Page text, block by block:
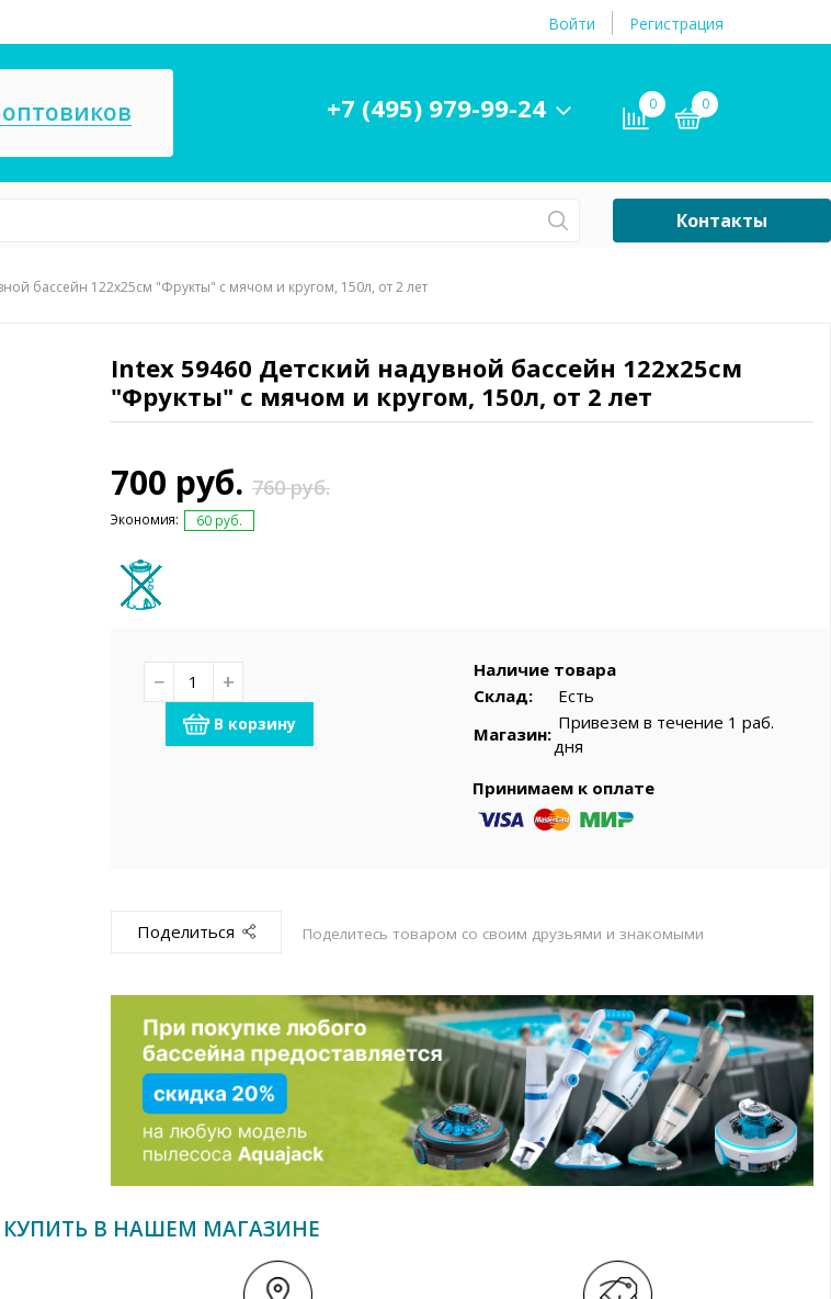
Войти Регистрация
оптовиков +7 (495) 979-99-24 0 0
СПА
игрушки
принадлежности
Запчасти для бассейнов
Уцененный Товар
Контакты
бассейн 122х25см "Фрукты" с мячом и кругом, 150л, от 2 лет
Intex 59460 Детский надувной бассейн 122х25см
"Фрукты" с мячом и кругом, 150л, от 2 лет
700 руб. 760 руб.
Экономия: 60 руб.
− +
В корзину
Наличие товара
Склад:
Есть
Магазин:
Привезем в течение 1 раб.
дня
Принимаем к оплате
Поделиться Поделитесь товаром со своим друзьями и знакомыми
В НАШЕМ МАГАЗИНЕ